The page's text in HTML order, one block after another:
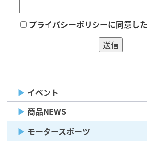
プライバシーポリシーに同意し
イベント
商品NEWS
モータースポーツ